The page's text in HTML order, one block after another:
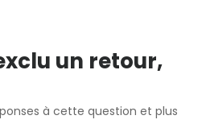
un retour,
à cette question et plus